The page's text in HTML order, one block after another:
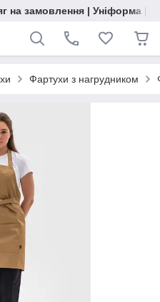
на замовлення | Уніформа |
Фартухи з нагрудником